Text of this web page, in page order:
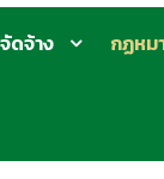
ดจ้าง กฏหม